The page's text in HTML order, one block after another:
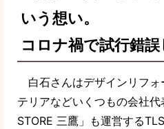
いう想い。
コロナ禍で試行錯
白石さんはデザインリフォ
テリアなどいくつもの会社
STORE 三鷹」も運営する